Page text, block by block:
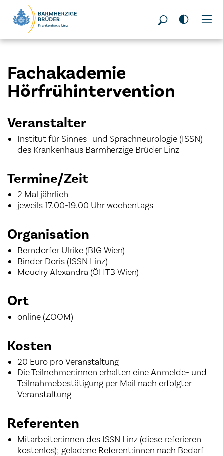
Seitenbereiche:
Fachakademie
Hörfrühintervention
Veranstalter
Institut für Sinnes- und Sprachneurologie (ISSN)
des Krankenhaus Barmherzige Brüder Linz
Termine/Zeit
2 Mal jährlich
jeweils 17.00-19.00 Uhr wochentags
Organisation
Berndorfer Ulrike (BIG Wien)
Binder Doris (ISSN Linz)
Moudry Alexandra (ÖHTB Wien)
Ort
online (ZOOM)
Kosten
20 Euro pro Veranstaltung
Die Teilnehmer:innen erhalten eine Anmelde- und
Teilnahmebestätigung per Mail nach erfolgter
Veranstaltung
Referenten
Mitarbeiter:innen des ISSN Linz (diese referieren
kostenlos); geladene Referent:innen nach Bedarf